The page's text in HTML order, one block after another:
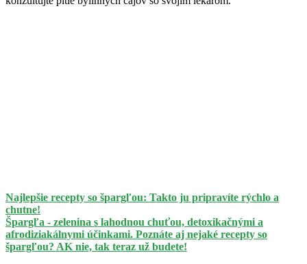
Najlepšie recepty so špargľou: Takto ju pripravíte rýchlo a
chutne!
Špargľa - zelenina s lahodnou chuťou, detoxikačnými a
afrodiziakálnymi účinkami. Poznáte aj nejaké recepty so
špargľou? AK nie, tak teraz už budete!